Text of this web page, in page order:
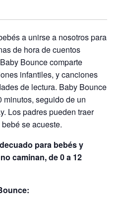
a unirse a nosotros para
de hora de cuentos
Bounce comparte
infantiles, y canciones
de lectura. Baby Bounce
minutos, seguido de un
Los padres pueden traer
se acueste.
para bebés y
caminan, de 0 a 12